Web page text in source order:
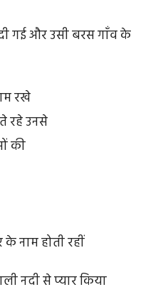
गई और उसी बरस गाँव के
रखे
रहे उनसे
की
के नाम होती रहीं
नदी से प्यार किया